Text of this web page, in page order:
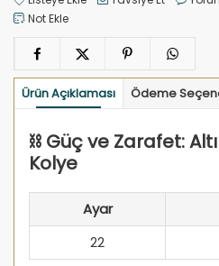
Not Ekle
Ürün Açıklaması Ödeme
⛓️ Güç ve Zarafet:
Kolye
Ayar
22